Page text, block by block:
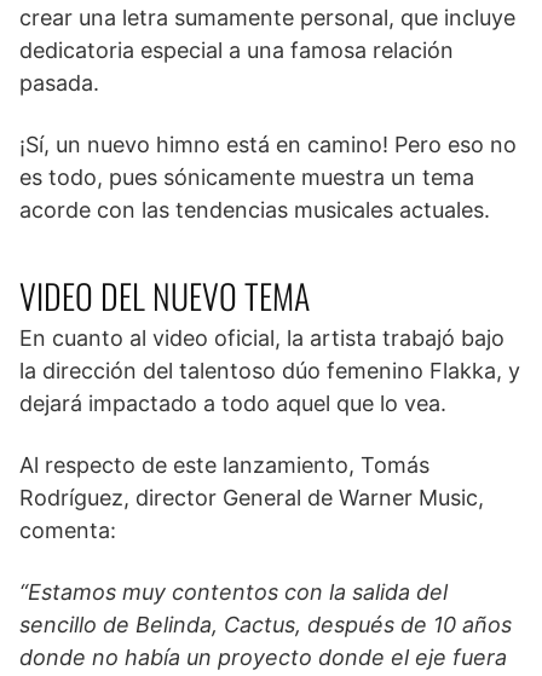
crear una letra sumamente personal, que incluye
dedicatoria especial a una famosa relación
pasada.
¡Sí, un nuevo himno está en camino! Pero eso no
es todo, pues sónicamente muestra un tema
acorde con las tendencias musicales actuales.
VIDEO DEL NUEVO TEMA
En cuanto al video oficial, la artista trabajó bajo
la dirección del talentoso dúo femenino Flakka, y
dejará impactado a todo aquel que lo vea.
Al respecto de este lanzamiento, Tomás
Rodríguez, director General de Warner Music,
comenta:
“Estamos muy contentos con la salida del
sencillo de Belinda, Cactus, después de 10 años
donde no había un proyecto donde el eje fuera